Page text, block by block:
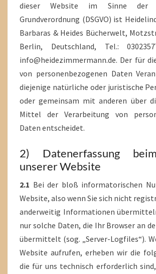
dieser Website im Sinne der
Grundverordnung (DSGVO) ist
Barbaras & Heides Bücherwelt,
Berlin, Deutschland, Tel.:
info@heidezimmermann.de. Der für
von personenbezogenen Daten
diejenige natürliche oder juristische
oder gemeinsam mit anderen über
Mittel der Verarbeitung von
Daten entscheidet.
2) Datenerfassung
unserer Website
2.1 Bei der bloß informatorischen
Website, also wenn Sie sich nicht
anderweitig Informationen
nur solche Daten, die Ihr Browser an
übermittelt (sog. „Server-Logfiles“).
Website aufrufen, erheben wir die
die für uns technisch erforderlich